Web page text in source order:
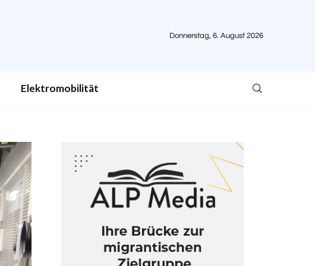
Donnerstag, 6. August 2026
Elektromobilität